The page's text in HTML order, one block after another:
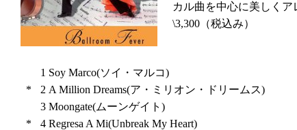
カル曲を中心に美しくア
\3,300（税込み）
1 Soy Marco(ソイ・マルコ)
*
2 A Million Dreams(ア・ミリオン・ドリームス)
3 Moongate(ムーンゲイト)
*
4 Regresa A Mi(Unbreak My Heart)